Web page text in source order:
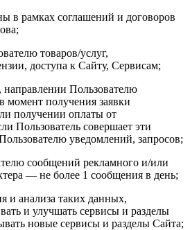
в рамках соглашений и договоров
товаров/услуг,
доступа к Сайту, Сервисам;
направлении Пользователю
момент получения заявки
получении оплаты от
Пользователь совершает эти
уведомлений, запросов;
сообщений рекламного и/или
— не более 1 сообщения в день;
и анализа таких данных,
и улучшать сервисы и разделы
новые сервисы и разделы Сайта;